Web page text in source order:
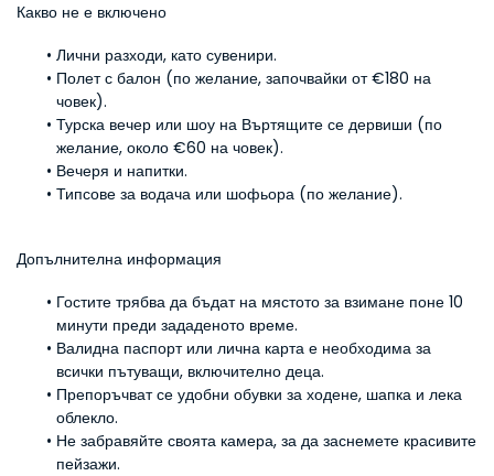
Какво не е включено
Лични разходи, като сувенири.
Полет с балон (по желание, започвайки от €180 на
човек).
Турска вечер или шоу на Въртящите се дервиши (по
желание, около €60 на човек).
Вечеря и напитки.
Типсове за водача или шофьора (по желание).
Допълнителна информация
Гостите трябва да бъдат на мястото за взимане поне 10
минути преди зададеното време.
Валидна паспорт или лична карта е необходима за
всички пътуващи, включително деца.
Препоръчват се удобни обувки за ходене, шапка и лека
облекло.
Не забравяйте своята камера, за да заснемете красивите
пейзажи.